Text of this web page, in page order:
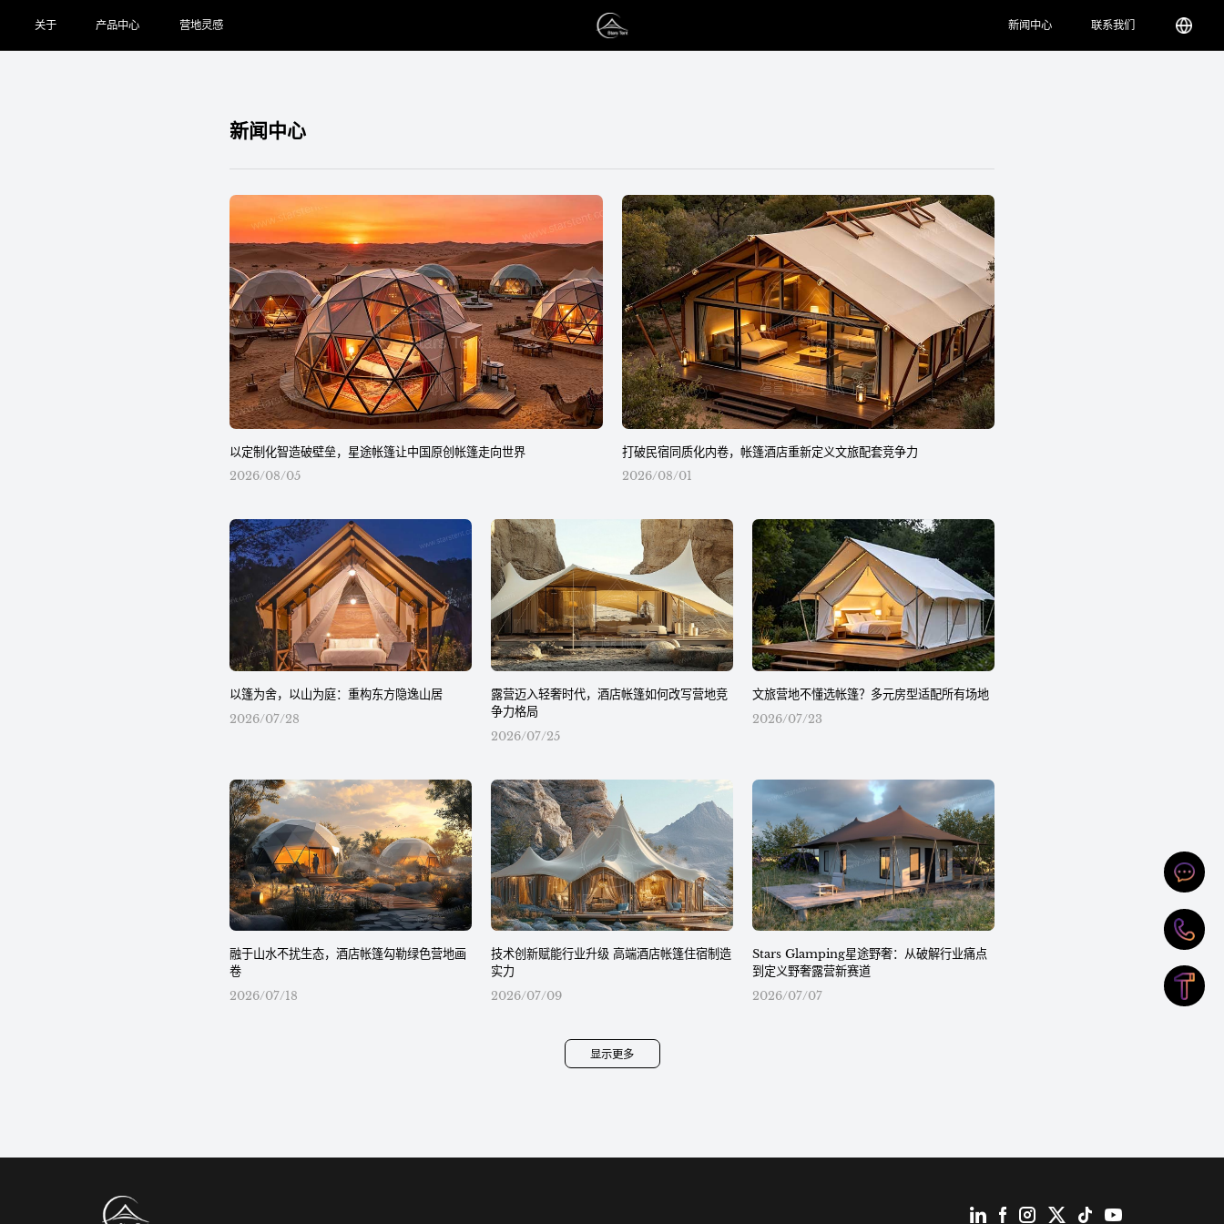
关于 产品中心 营地灵感 新闻中心 联系我们
新闻中心
以定制化智造破壁垒，星途帐篷让中国原创帐篷走向世界
2026/08/05
打破民宿同质化内卷，帐篷酒店重新定义文旅配套竞争力
2026/08/01
以篷为舍，以山为庭：重构东方隐逸山居
2026/07/28
露营迈入轻奢时代，酒店帐篷如何改写营地竞
争力格局
2026/07/25
文旅营地不懂选帐篷？多元房型适配所有场地
2026/07/23
融于山水不扰生态，酒店帐篷勾勒绿色营地画
卷
2026/07/18
技术创新赋能行业升级 高端酒店帐篷住宿制造
实力
2026/07/09
Stars Glamping星途野奢：从破解行业痛点
到定义野奢露营新赛道
2026/07/07
显示更多